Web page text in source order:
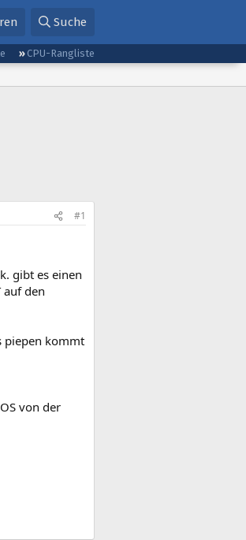
Suche
CPU-Rangliste
#1
gibt es einen
auf den
piepen kommt
von der